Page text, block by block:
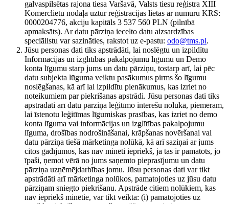
galvaspilsētas rajona tiesa Varšavā, Valsts tiesu reģistra XIII
Komerclietu nodaļa uztur reģistrācijas lietas ar numuru KRS:
0000204776, akciju kapitāls 3 537 560 PLN (pilnībā
apmaksāts). Ar datu pārziņa iecelto datu aizsardzības
speciālistu var sazināties, rakstot uz e-pastu: odo@tms.pl.
Jūsu personas dati tiks apstrādāti, lai noslēgtu un izpildītu
Informācijas un izglītības pakalpojumu līgumu un Demo
konta līgumu starp jums un datu pārziņu, tostarp arī, lai pēc
datu subjekta lūguma veiktu pasākumus pirms šo līgumu
noslēgšanas, kā arī lai izpildītu pienākumus, kas izriet no
noteikumiem par piekrišanas apstrādi. Jūsu personas dati tiks
apstrādāti arī datu pārziņa leģitīmo interešu nolūkā, piemēram,
lai īstenotu leģitīmas līgumiskas prasības, kas izriet no demo
konta līguma vai informācijas un izglītības pakalpojumu
līguma, drošības nodrošināšanai, krāpšanas novēršanai vai
datu pārziņa tiešā mārketinga nolūkā, kā arī saziņai ar jums
citos gadījumos, kas nav minēti iepriekš, ja tas ir pamatots, jo
īpaši, ņemot vērā no jums saņemto pieprasījumu un datu
pārziņa uzņēmējdarbības jomu. Jūsu personas dati var tikt
apstrādāti arī mārketinga nolūkos, pamatojoties uz jūsu datu
pārziņam sniegto piekrišanu. Apstrāde citiem nolūkiem, kas
nav iepriekš minētie, var tikt veikta: (i) pamatojoties uz